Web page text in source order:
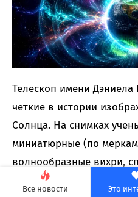
Все новости Это
Телескоп имени Дэниела
четкие в истории
Солнца. На снимках
миниатюрные (по
волнообразные вихри,
перенос тепла и